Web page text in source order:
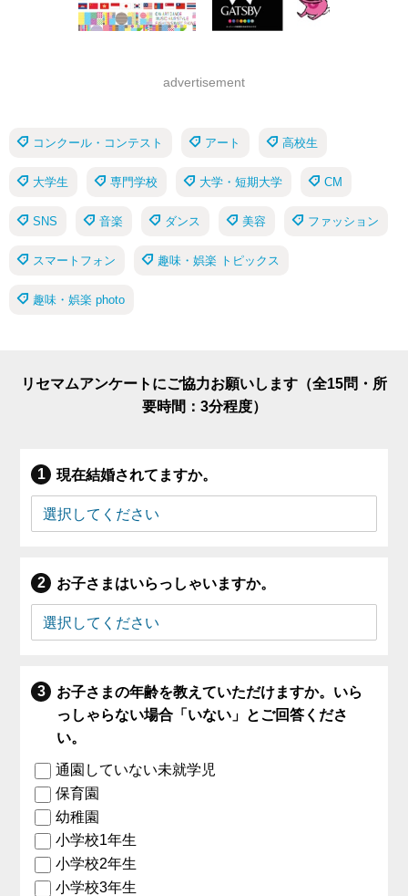
advertisement
コンクール・コンテスト アート 高校生
大学生 専門学校 大学・短期大学 CM
SNS 音楽 ダンス 美容 ファッション
スマートフォン 趣味・娯楽 トピックス
趣味・娯楽 photo
リセマムアンケートにご協力お願いします（全15問・所
要時間：3分程度）
現在結婚されてますか。
お子さまはいらっしゃいますか。
お子さまの年齢を教えていただけますか。いら
っしゃらない場合「いない」とご回答くださ
い。
通園していない未就学児
保育園
幼稚園
小学校1年生
小学校2年生
小学校3年生